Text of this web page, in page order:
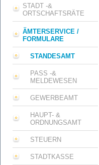
STADT -&
ORTSCHAFTSRÄTE
ÄMTERSERVICE /
FORMULARE
STANDESAMT
PASS -&
MELDEWESEN
GEWERBEAMT
HAUPT- &
ORDNUNGSAMT
STEUERN
STADTKASSE